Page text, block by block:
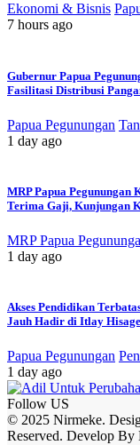
Ekonomi & Bisnis
7 hours ago
Gubernur Papua
Fasilitasi Distribusi
Papua Pegunungan
1 day ago
MRP Papua Pegunungan
Terima Gaji, Kunjungan
MRP Papua
1 day ago
Akses Pendidikan
Jauh Hadir di Itlay Hisage
Papua Pegunungan
1 day ago
Follow US
© 2025 Nirmeke.
Reserved. Develop By